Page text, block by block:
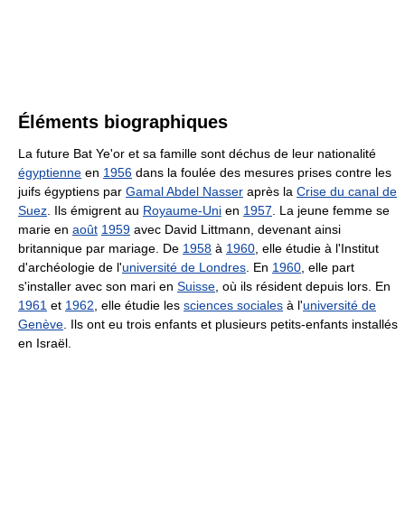
Éléments biographiques
La future Bat Ye'or et sa famille sont déchus de leur nationalité
égyptienne en 1956 dans la foulée des mesures prises contre les
juifs égyptiens par Gamal Abdel Nasser après la Crise du canal de
Suez. Ils émigrent au Royaume-Uni en 1957. La jeune femme se
marie en août 1959 avec David Littmann, devenant ainsi
britannique par mariage. De 1958 à 1960, elle étudie à l'Institut
d'archéologie de l'université de Londres. En 1960, elle part
s'installer avec son mari en Suisse, où ils résident depuis lors. En
1961 et 1962, elle étudie les sciences sociales à l'université de
Genève. Ils ont eu trois enfants et plusieurs petits-enfants installés
en Israël.